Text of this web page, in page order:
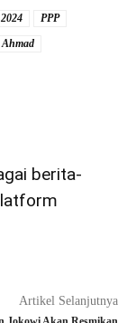
PPP
berita-
Artikel Selanjutnya